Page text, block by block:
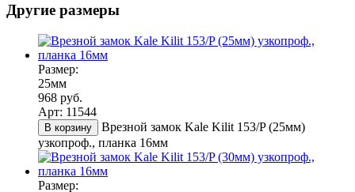
Другие размеры
Размер:
25мм
968 руб.
Арт: 11544
В корзину
Врезной замок Kale Kilit 153/P (25мм)
узкопроф., планка 16мм
Размер: